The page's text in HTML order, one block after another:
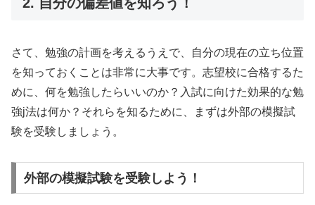
さて、勉強の計画を考えるうえで、自分の現在の立ち位置
を知っておくことは非常に大事です。志望校に合格するた
めに、何を勉強したらいいのか？入試に向けた効果的な勉
強j法は何か？それらを知るために、まずは外部の模擬試
験を受験しましょう。
外部の模擬試験を受験しよう！